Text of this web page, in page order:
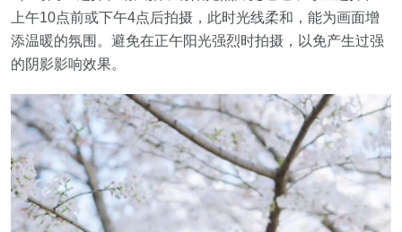
上午10点前或下午4点后拍摄，此时光线柔和，能为画面增
添温暖的氛围。避免在正午阳光强烈时拍摄，以免产生过强
的阴影影响效果。